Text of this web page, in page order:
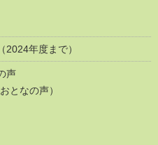
年度まで）
声
となの声）